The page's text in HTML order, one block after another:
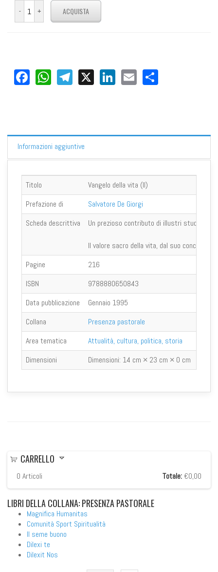
Facebook
WhatsApp
Telegram
X LinkedIn
Email
Informazioni aggiuntive
Titolo
Vangelo della vita (Il)
Prefazione di
Salvatore De Giorgi
Scheda descrittiva
Un prezioso contributo di illustri studiosi
Il valore sacro della vita, dal suo
Pagine
216
ISBN
9788880650843
Data pubblicazione
Gennaio 1995
Collana
Presenza pastorale
Area tematica
Attualità, cultura, politica, storia
Dimensioni
Dimensioni: 14 cm × 23 cm × 0 cm
CARRELLO
0 Articoli Totale: €0,00
LIBRI DELLA COLLANA: PRESENZA PASTORALE
Magnifica Humanitas
Comunità Sport Spiritualità
Il seme buono
Dilexi te
Dilexit Nos